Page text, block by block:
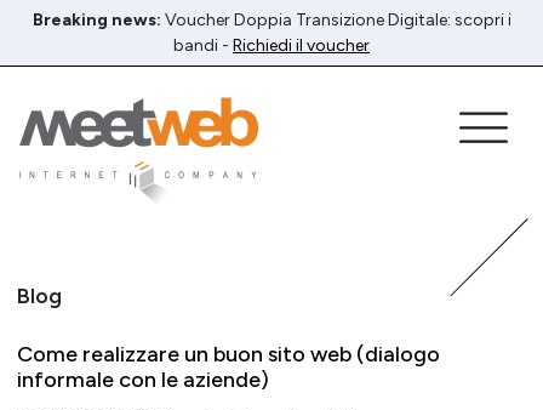
Breaking news: Voucher Doppia Transizione Digitale: scopri i
bandi - Richiedi il voucher
Blog
Come realizzare un buon sito web (dialogo
informale con le aziende)